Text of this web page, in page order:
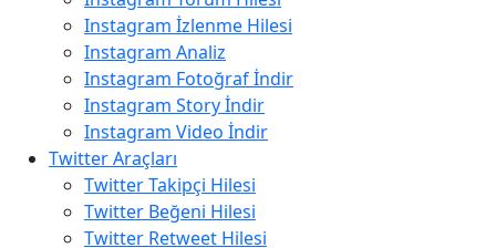
Instagram İzlenme Hilesi
Instagram Analiz
Instagram Fotoğraf İndir
Instagram Story İndir
Instagram Video İndir
Twitter Araçları
Twitter Takipçi Hilesi
Twitter Beğeni Hilesi
Twitter Retweet Hilesi